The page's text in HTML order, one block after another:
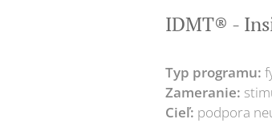
IDMT® -
Typ programu:
Zameranie:
Cieľ: podpora